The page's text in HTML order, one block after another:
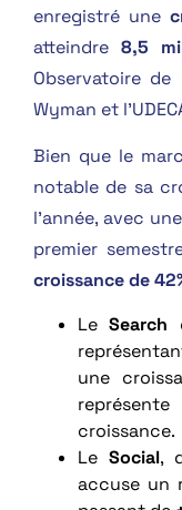
enregistré une
atteindre 8,5
Observatoire de
Wyman et
Bien que le
notable de sa
l’année, avec
premier
croissance de
LeSearch
une
croissance.
Le Social,
accuse un